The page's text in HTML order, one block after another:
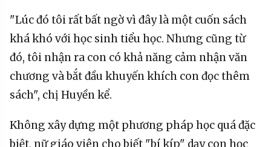
"Lúc đó tôi rất bất ngờ vì đây là một cuốn sách
khá khó với học sinh tiểu học. Nhưng cũng từ
đó, tôi nhận ra con có khả năng cảm nhận văn
chương và bắt đầu khuyến khích con đọc thêm
sách", chị Huyền kể.
Không xây dựng một phương pháp học quá đặc
biệt, nữ giáo viên cho biết "bí kíp" dạy con học